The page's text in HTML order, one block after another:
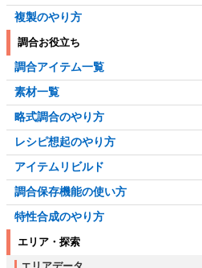
複製のやり方
調合お役立ち
調合アイテム一覧
素材一覧
略式調合のやり方
レシピ想起のやり方
アイテムリビルド
調合保存機能の使い方
特性合成のやり方
エリア・探索